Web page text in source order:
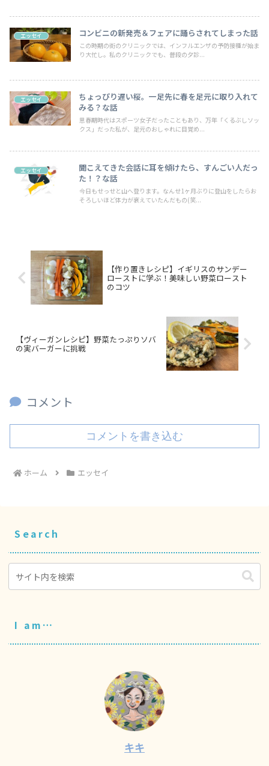
エッセイ コンビニの新発売＆フェアに踊らされてしまった話
この時期の街のクリニックでは、インフルエンザの予防接種が始ま
り大忙し。私のクリニックでも、普段の夕診...
エッセイ
ちょっぴり遅い桜。一足先に春を足元に取り入れて
みる？な話
思春期時代はスポーツ女子だったこともあり、万年「くるぶしソッ
クス」だった私が、足元のおしゃれに目覚め...
エッセイ
聞こえてきた会話に耳を傾けたら、すんごい人だっ
た！？な話
今日もせっせと山へ登ります。なんせ1ヶ月ぶりに登山をしたらお
そろしいほど体力が衰えていたんだもの(笑...
【作り置きレシピ】イギリスのサンデー
ローストに学ぶ！美味しい野菜ロースト
のコツ
【ヴィーガンレシピ】野菜たっぷりソバ
の実バーガーに挑戦
コメント
コメントを書き込む
ホーム エッセイ
Search
I am…
キキ